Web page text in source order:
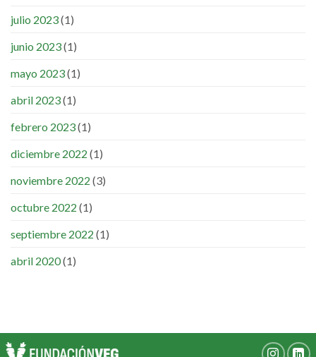
julio 2023(1)
junio 2023(1)
mayo 2023(1)
abril 2023(1)
febrero 2023(1)
diciembre 2022 (1)
noviembre 2022 (3)
octubre 2022 (1)
septiembre 2022 (1)
abril 2020(1)